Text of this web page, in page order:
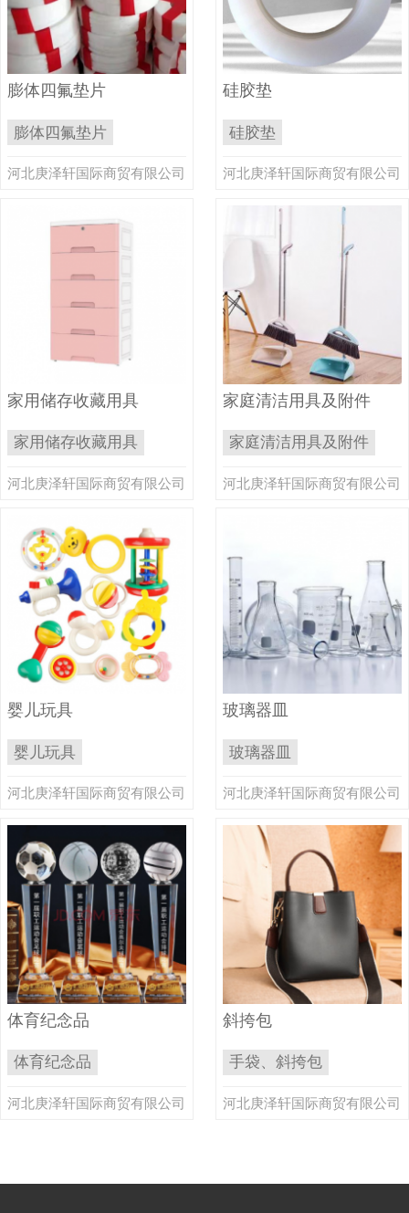
膨体四氟垫片
膨体四氟垫片
河北庚泽轩国际商贸有限公司
硅胶垫
硅胶垫
河北庚泽轩国际商贸有限公司
家用储存收藏用具
家用储存收藏用具
河北庚泽轩国际商贸有限公司
家庭清洁用具及附件
家庭清洁用具及附件
河北庚泽轩国际商贸有限公司
婴儿玩具
婴儿玩具
河北庚泽轩国际商贸有限公司
玻璃器皿
玻璃器皿
河北庚泽轩国际商贸有限公司
体育纪念品
体育纪念品
河北庚泽轩国际商贸有限公司
斜挎包
手袋、斜挎包
河北庚泽轩国际商贸有限公司